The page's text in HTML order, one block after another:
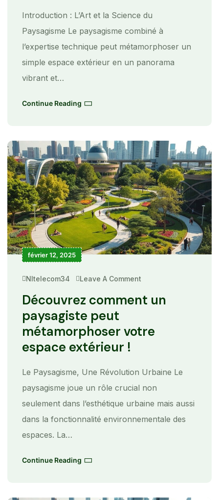
Introduction : L’Art et la Science du
Paysagisme Le paysagisme combiné à
l’expertise technique peut métamorphoser un
simple espace extérieur en un panorama
vibrant et…
Continue Reading
février 12, 2025
Nltelecom34 Leave A Comment
On
Un
Peut
Métamorphoser
Votre
Espace
Extérieur
!
Découvrez comment un
paysagiste peut
métamorphoser votre
espace extérieur !
Le Paysagisme, Une Révolution Urbaine Le
paysagisme joue un rôle crucial non
seulement dans l’esthétique urbaine mais aussi
dans la fonctionnalité environnementale des
espaces. La…
Continue Reading